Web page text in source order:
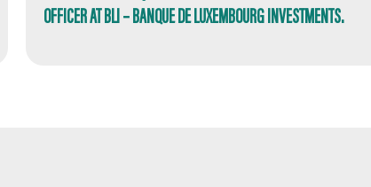
OFFICER AT BLI – BANQUE DE LUXEMBOURG INVESTMENTS.